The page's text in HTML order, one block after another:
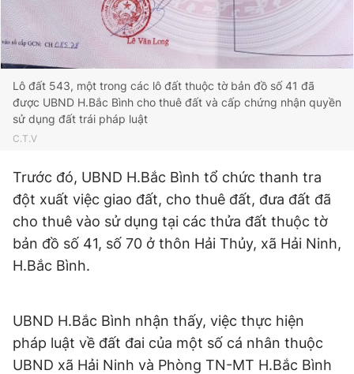
Giấy phép xuất bản số 110/GP - BTTTT cấp ngày 24.3.2020
© 2003-2026 Bản quyền thuộc về Báo Thanh Niên. Cấm sao
chép dưới mọi hình thức nếu không có sự chấp thuận bằng văn
bản. Phát triển bởi ePi Technologies, JSC.
Lô đất 543, một trong các lô đất thuộc tờ bản đồ số 41 đã
được UBND H.Bắc Bình cho thuê đất và cấp chứng nhận quyền
sử dụng đất trái pháp luật
C.T.V
Trước đó, UBND H.Bắc Bình tổ chức thanh tra
đột xuất việc giao đất, cho thuê đất, đưa đất đã
cho thuê vào sử dụng tại các thửa đất thuộc tờ
bản đồ số 41, số 70 ở thôn Hải Thủy, xã Hải Ninh,
H.Bắc Bình.
UBND H.Bắc Bình nhận thấy, việc thực hiện
pháp luật về đất đai của một số cá nhân thuộc
UBND xã Hải Ninh và Phòng TN-MT H.Bắc Bình